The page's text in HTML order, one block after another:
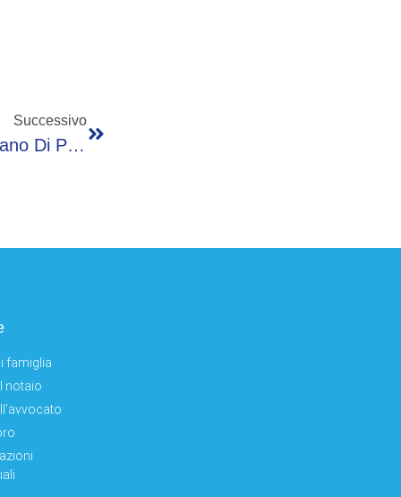
Successivo
San Valentino, Baci Ad Alta Quota Al 39° Piano Di Palazzo Lombardia
famiglia
notaio